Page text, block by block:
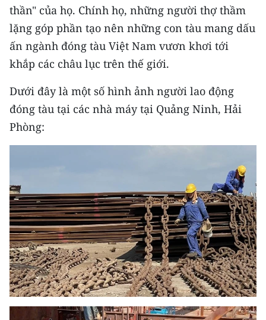
thần" của họ. Chính họ, những người thợ thầm
lặng góp phần tạo nên những con tàu mang dấu
ấn ngành đóng tàu Việt Nam vươn khơi tới
khắp các châu lục trên thế giới.
Dưới đây là một số hình ảnh người lao động
đóng tàu tại các nhà máy tại Quảng Ninh, Hải
Phòng: